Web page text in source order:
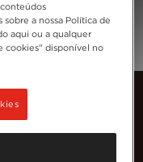
sobre a nossa Política de
aqui ou a qualquer
cookies" disponível no